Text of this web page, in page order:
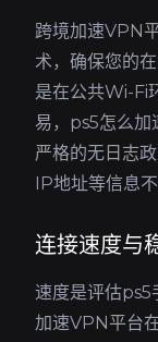
跨境加速VPN
术，确保您的
是在公共Wi-Fi
易，ps5怎么加
严格的无日志
IP地址等信息
连接速度与
速度是评估ps5
加速VPN平台